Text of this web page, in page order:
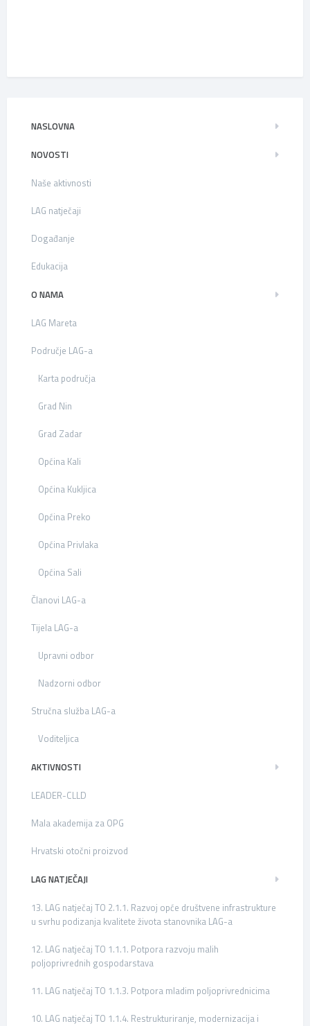
NASLOVNA
NOVOSTI
Naše aktivnosti
LAG natječaji
Događanje
Edukacija
O NAMA
LAG Mareta
Područje LAG-a
Karta područja
Grad Nin
Grad Zadar
Općina Kali
Općina Kukljica
Općina Preko
Općina Privlaka
Općina Sali
Članovi LAG-a
Tijela LAG-a
Upravni odbor
Nadzorni odbor
Stručna služba LAG-a
Voditeljica
AKTIVNOSTI
LEADER-CLLD
Mala akademija za OPG
Hrvatski otočni proizvod
LAG NATJEČAJI
13. LAG natječaj TO 2.1.1. Razvoj opće društvene infrastrukture
u svrhu podizanja kvalitete života stanovnika LAG-a
12. LAG natječaj TO 1.1.1. Potpora razvoju malih
poljoprivrednih gospodarstava
11. LAG natječaj TO 1.1.3. Potpora mladim poljoprivrednicima
10. LAG natječaj TO 1.1.4. Restrukturiranje, modernizacija i